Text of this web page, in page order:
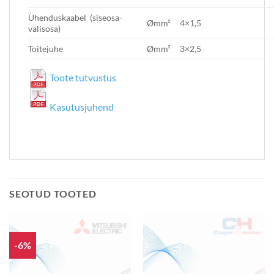
Ühenduskaabel (siseosa-
välisosa)
Ømm² 4×1,5
Toitejuhe Ømm² 3×2,5
Toote tutvustus
Kasutusjuhend
SEOTUD TOOTED
-6%